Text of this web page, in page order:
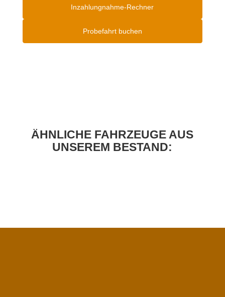
Inzahlungnahme-Rechner
Probefahrt buchen
ÄHNLICHE FAHRZEUGE AUS
UNSEREM BESTAND: